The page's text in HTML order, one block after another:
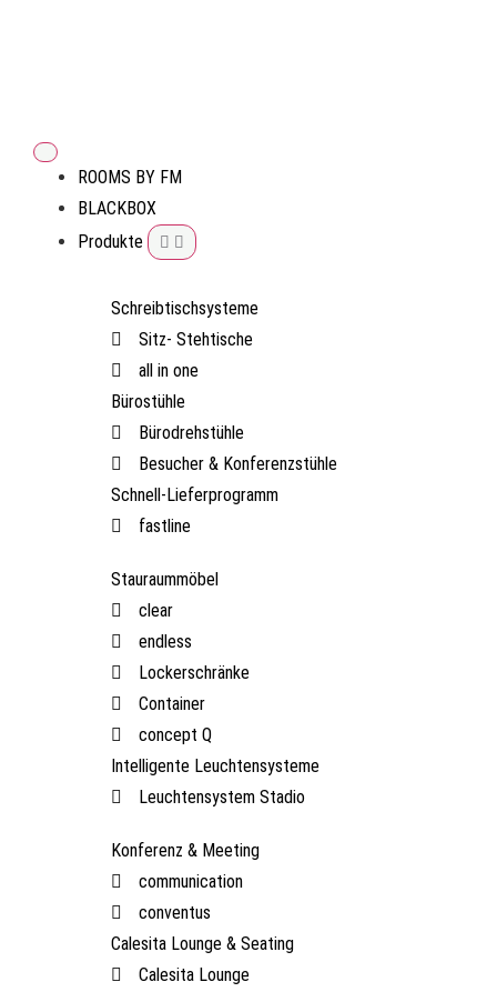
ROOMS BY FM
BLACKBOX
Produkte
Schreibtischsysteme
Sitz- Stehtische
all in one
Bürostühle
Bürodrehstühle
Besucher & Konferenzstühle
Schnell-Lieferprogramm
fastline
Stauraummöbel
clear
endless
Lockerschränke
Container
concept Q
Intelligente Leuchtensysteme
Leuchtensystem Stadio
Konferenz & Meeting
communication
conventus
Calesita Lounge & Seating
Calesita Lounge